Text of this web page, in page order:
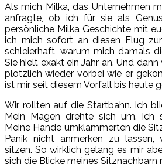
Als mich Milka, das Unternehmen
anfragte, ob ich für sie als
persönliche Milka Geschichte mit
ich mich sofort an diesen Flug
schleierhaft, warum mich damals
Sie hielt exakt ein Jahr an. Und
plötzlich wieder vorbei wie er
ist mir seit diesem Vorfall bis heute
Wir rollten auf die Startbahn. Ich
Mein Magen drehte sich um. Ich
Meine Hände umklammerten die
Panik nicht anmerken zu
sitzen. So wirklich gelang es mir
sich die Blicke meines Sitznachbarn